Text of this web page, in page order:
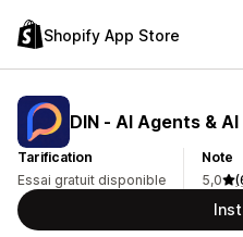
Shopify App Store
DIN ‑ AI Agents &
Tarification
Essai gratuit disponible
Note
5,0